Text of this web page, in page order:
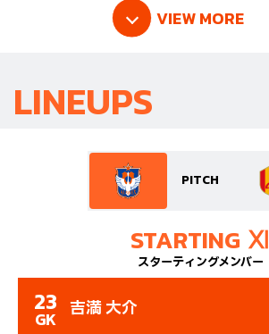
VIEW MORE
LINEUPS
PITCH
STARTING Ⅺ
スターティングメンバー
23
GK 吉満 大介